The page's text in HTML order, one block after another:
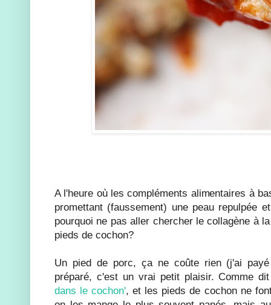
A l'heure où les compléments alimentaires à
promettant (faussement) une peau repulpée
pourquoi ne pas aller chercher le collagène à
pieds de cochon?
Un pied de porc, ça ne coûte rien (j'ai
préparé, c'est un vrai petit plaisir. Comme
dans le cochon', et les pieds de cochon ne